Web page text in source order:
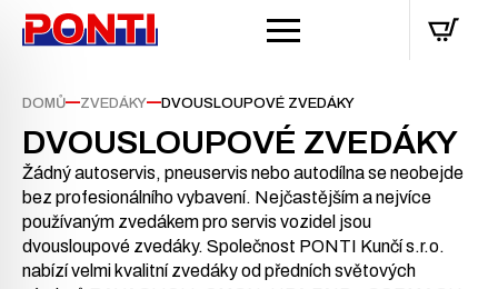
DOMŮ—ZVEDÁKY—DVOUSLOUPOVÉ ZVEDÁKY
DVOUSLOUPOVÉ ZVEDÁKY
Žádný autoservis, pneuservis nebo autodílna se neobejde
bez profesionálního vybavení. Nejčastějším a nejvíce
používaným zvedákem pro servis vozidel jsou
dvousloupové zvedáky. Společnost PONTI Kunčí s.r.o.
nabízí velmi kvalitní zvedáky od předních světových